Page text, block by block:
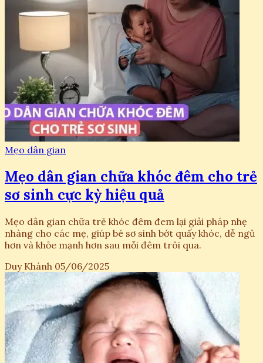
Mẹo dân gian
Mẹo dân gian chữa khóc đêm cho trẻ
sơ sinh cực kỳ hiệu quả
Mẹo dân gian chữa trẻ khóc đêm đem lại giải pháp nhẹ
nhàng cho các mẹ, giúp bé sơ sinh bớt quấy khóc, dễ ngủ
hơn và khỏe mạnh hơn sau mỗi đêm trôi qua.
Duy Khánh 05/06/2025